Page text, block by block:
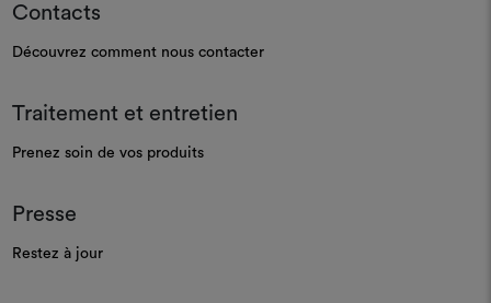
Contacts
Découvrez comment nous contacter
Traitement et entretien
Prenez soin de vos produits
Presse
Restez à jour